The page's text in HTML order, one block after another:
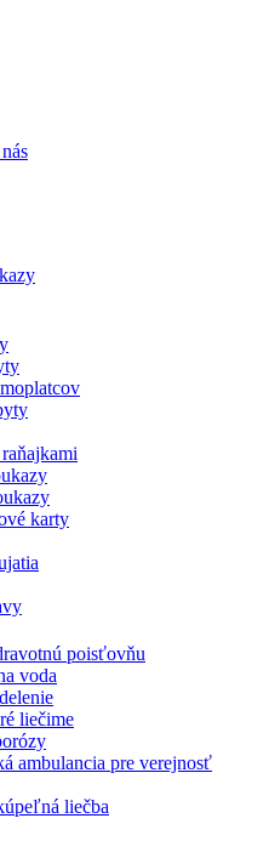
karty
poisťovňu
voda
liečime
ambulancia pre verejnosť
liečba